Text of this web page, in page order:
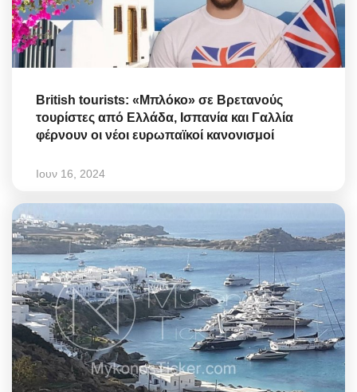
British tourists: «Μπλόκο» σε Βρετανούς
τουρίστες από Ελλάδα, Ισπανία και Γαλλία
φέρνουν οι νέοι ευρωπαϊκοί κανονισμοί
Ιουν 16, 2024